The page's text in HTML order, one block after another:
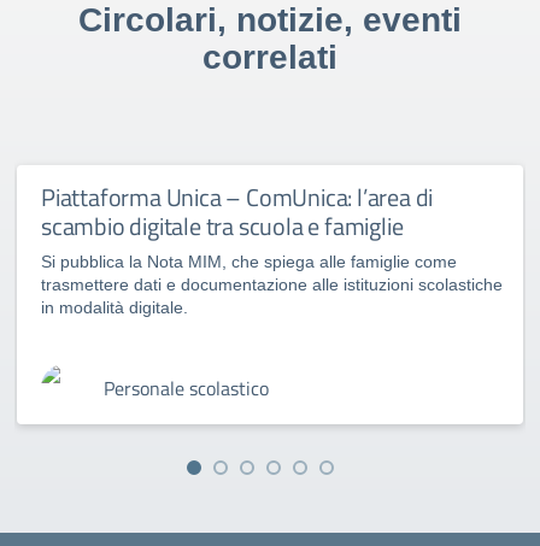
Circolari, notizie, eventi
correlati
Piattaforma Unica – ComUnica: l’area di
scambio digitale tra scuola e famiglie
Si pubblica la Nota MIM, che spiega alle famiglie come
trasmettere dati e documentazione alle istituzioni scolastiche
in modalità digitale.
Personale scolastico